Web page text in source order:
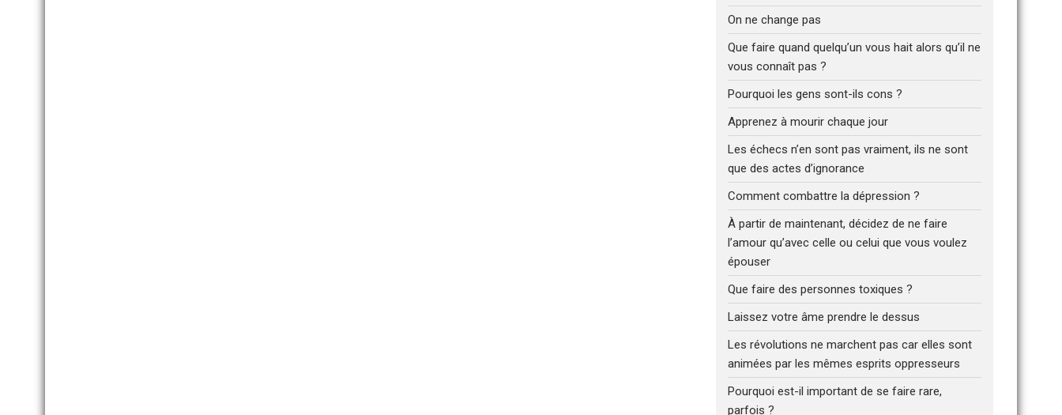
On ne change pas
Que faire quand quelqu’un vous hait alors qu’il ne
vous connaît pas ?
Pourquoi les gens sont-ils cons ?
Apprenez à mourir chaque jour
Les échecs n’en sont pas vraiment, ils ne sont
que des actes d’ignorance
Comment combattre la dépression ?
À partir de maintenant, décidez de ne faire
l’amour qu’avec celle ou celui que vous voulez
épouser
Que faire des personnes toxiques ?
Laissez votre âme prendre le dessus
Les révolutions ne marchent pas car elles sont
animées par les mêmes esprits oppresseurs
Pourquoi est-il important de se faire rare,
parfois ?